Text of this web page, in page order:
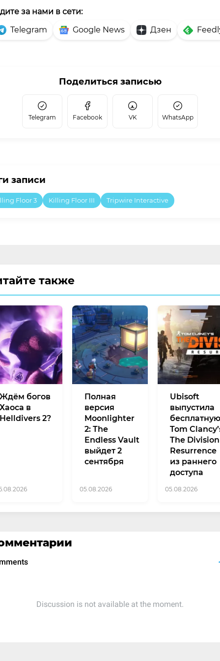
за нами в сети:
Telegram
Google News Дзен
Поделиться записью
Telegram Facebook VK WhatsApp
записи
Floor 3 Killing Floor III Tripwire Interactive
также
Ждём богов
Хаоса в
Helldivers 2?
Полная
версия
Moonlighter
2: The
Endless Vault
выйдет 2
сентября
05.08.2026
Ubisoft
выпустила
бесплатную
Tom
The Division
Resurrence
из раннего
доступа
05.08.2026